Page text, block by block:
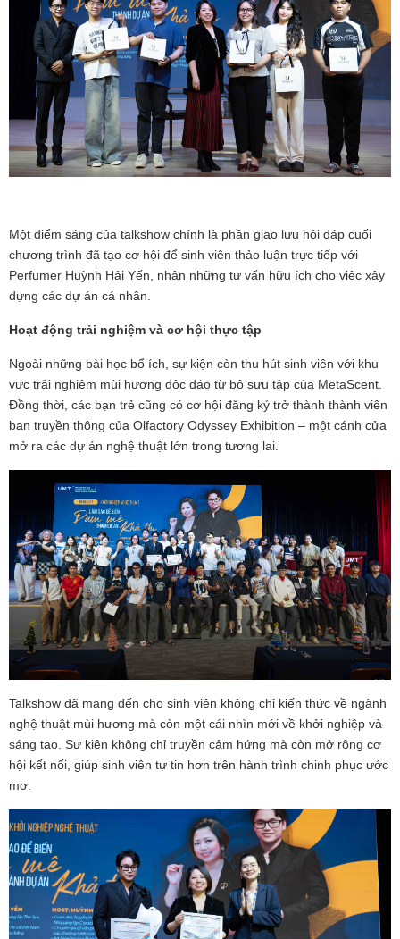
Một điểm sáng của talkshow chính là phần giao lưu hỏi đáp cuối
chương trình đã tạo cơ hội để sinh viên thảo luận trực tiếp với
Perfumer Huỳnh Hải Yến, nhận những tư vấn hữu ích cho việc xây
dựng các dự án cá nhân.
Hoạt động trải nghiệm và cơ hội thực tập
Ngoài những bài học bổ ích, sự kiện còn thu hút sinh viên với khu
vực trải nghiệm mùi hương độc đáo từ bộ sưu tập của MetaScent.
Đồng thời, các bạn trẻ cũng có cơ hội đăng ký trở thành thành viên
ban truyền thông của Olfactory Odyssey Exhibition – một cánh cửa
mở ra các dự án nghệ thuật lớn trong tương lai.
Talkshow đã mang đến cho sinh viên không chỉ kiến thức về ngành
nghệ thuật mùi hương mà còn một cái nhìn mới về khởi nghiệp và
sáng tạo. Sự kiện không chỉ truyền cảm hứng mà còn mở rộng cơ
hội kết nối, giúp sinh viên tự tin hơn trên hành trình chinh phục ước
mơ.